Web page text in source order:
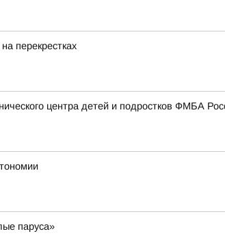
перекрестках
центра детей и подростков ФМБА
паруса»